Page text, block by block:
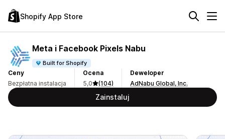
Shopify App Store
Meta i Facebook Pixels Nabu
Built for Shopify
Ceny
Bezpłatna instalacja
Ocena
5,0
(104)
Deweloper
AdNabu Global, Inc.
Zainstaluj